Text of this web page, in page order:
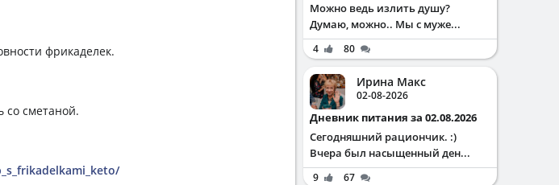
фрикаделек.
сметаной.
Можно ведь излить душу?
Думаю, можно.. Мы с муже...
4 80
Ирина Макс
02-08-2026
Дневник питания за 02.08.2026
Сегодняшний рациончик. :)
Вчера был насыщенный ден...
9 67